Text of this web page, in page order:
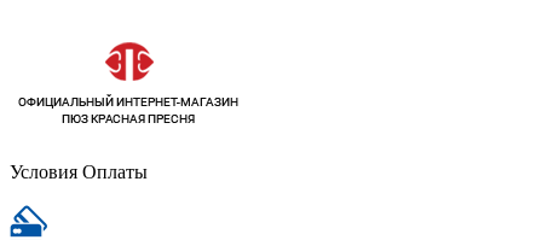
Условия Оплаты